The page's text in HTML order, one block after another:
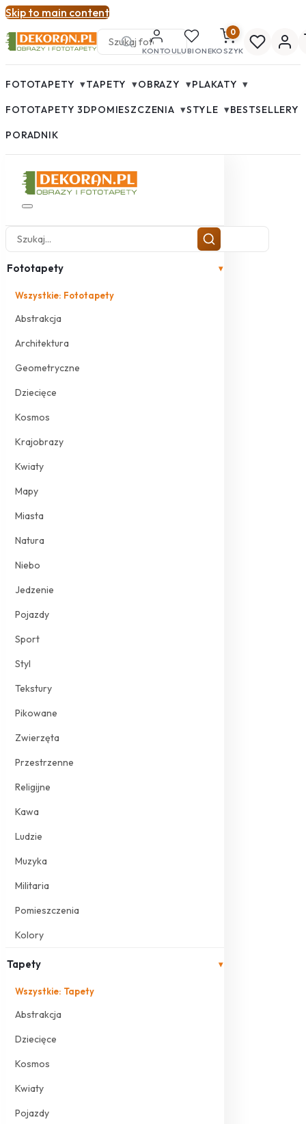
Skip to main content
KONTOULUBIONE
0
KOSZYK
FOTOTAPETY ▾TAPETY ▾OBRAZY ▾PLAKATY ▾
FOTOTAPETY 3DPOMIESZCZENIA ▾STYLE ▾BESTSELLERY
PORADNIK
Fototapety ▾
Wszystkie: Fototapety
Abstrakcja
Architektura
Geometryczne
Dziecięce
Kosmos
Krajobrazy
Kwiaty
Mapy
Miasta
Natura
Niebo
Jedzenie
Pojazdy
Sport
Styl
Tekstury
Pikowane
Zwierzęta
Przestrzenne
Religijne
Kawa
Ludzie
Muzyka
Militaria
Pomieszczenia
Kolory
Tapety ▾
Wszystkie: Tapety
Abstrakcja
Dziecięce
Kosmos
Kwiaty
Pojazdy